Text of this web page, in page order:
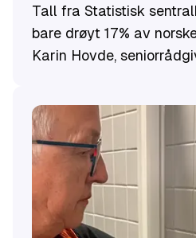
Tall fra Statistisk
bare drøyt 17% av
Karin Hovde,